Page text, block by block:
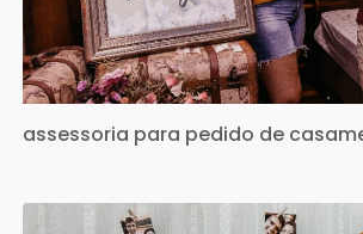
assessoria para pedido de